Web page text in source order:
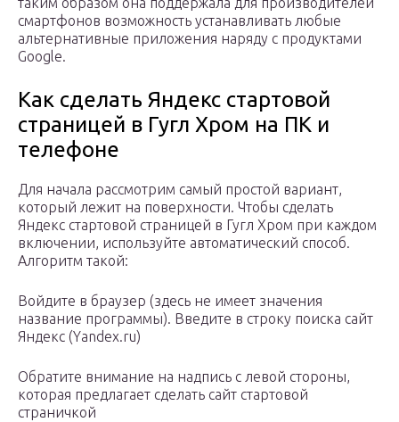
смартфонов возможность устанавливать любые
альтернативные приложения наряду с продуктами
Google.
Как сделать Яндекс стартовой
страницей в Гугл Хром на ПК и
телефоне
Для начала рассмотрим самый простой вариант,
который лежит на поверхности. Чтобы сделать
Яндекс стартовой страницей в Гугл Хром при каждом
включении, используйте автоматический способ.
Алгоритм такой:
Войдите в браузер (здесь не имеет значения
название программы). Введите в строку поиска сайт
Яндекс (Yandex.ru)
Обратите внимание на надпись с левой стороны,
которая предлагает сделать сайт стартовой
страничкой